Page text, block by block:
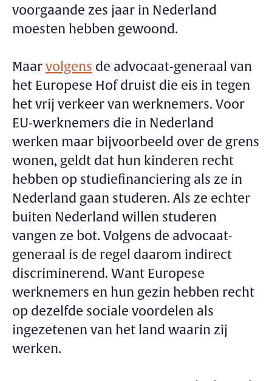
voorgaande zes jaar in Nederland
moesten hebben gewoond.
Maarvolgens de advocaat-generaal van
het Europese Hof druist die eis in tegen
het vrij verkeer van werknemers. Voor
EU-werknemers die in Nederland
werken maar bijvoorbeeld over de grens
wonen, geldt dat hun kinderen recht
hebben op studiefinanciering als ze in
Nederland gaan studeren. Als ze echter
buiten Nederland willen studeren
vangen ze bot. Volgens de advocaat-
generaal is de regel daarom indirect
discriminerend. Want Europese
werknemers en hun gezin hebben recht
op dezelfde sociale voordelen als
ingezetenen van het land waarin zij
werken.